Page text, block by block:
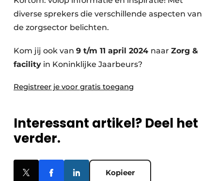
diverse sprekers die verschillende aspecten van
de zorgsector belichten.
Kom jij ook van 9 t/m 11 april 2024 naar Zorg &
facility in Koninklijke Jaarbeurs?
Registreer je voor gratis toegang
Interessant artikel? Deel het
verder.
Kopieer